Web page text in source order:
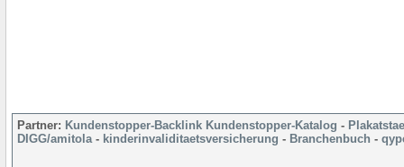
Partner: Kundenstopper-Backlink Kundenstopper-Katalog -
DIGG/amitola- kinderinvaliditaetsversicherung - Branchenbuch -